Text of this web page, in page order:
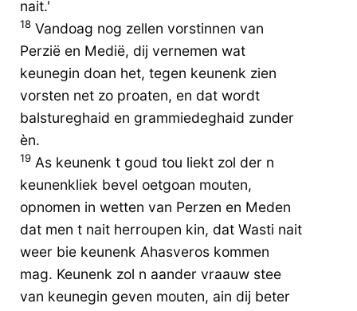
nait.'
18 Vandoag nog zellen vorstinnen van
Perzië en Medië, dij vernemen wat
keunegin doan het, tegen keunenk zien
vorsten net zo proaten, en dat wordt
balstureghaid en grammiedeghaid zunder
èn.
19 As keunenk t goud tou liekt zol der n
keunenkliek bevel oetgoan mouten,
opnomen in wetten van Perzen en Meden
dat men t nait herroupen kin, dat Wasti nait
weer bie keunenk Ahasveros kommen
mag. Keunenk zol n aander vraauw stee
van keunegin geven mouten, ain dij beter